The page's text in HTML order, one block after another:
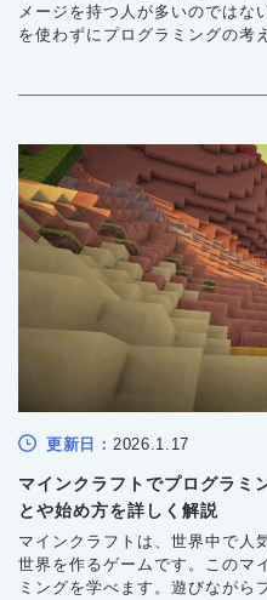
メージを持つ人が多いのではな
を使わずにプログラミングの考
ではアンプラグドプログラミン
例、メリット・デメリットを解
更新日： 2026.1.17
マインクラフトでプログラミ
とや始め方を詳しく解説
マインクラフトは、世界中で人
世界を作るゲームです。このマ
ミングを学べます。遊びながら